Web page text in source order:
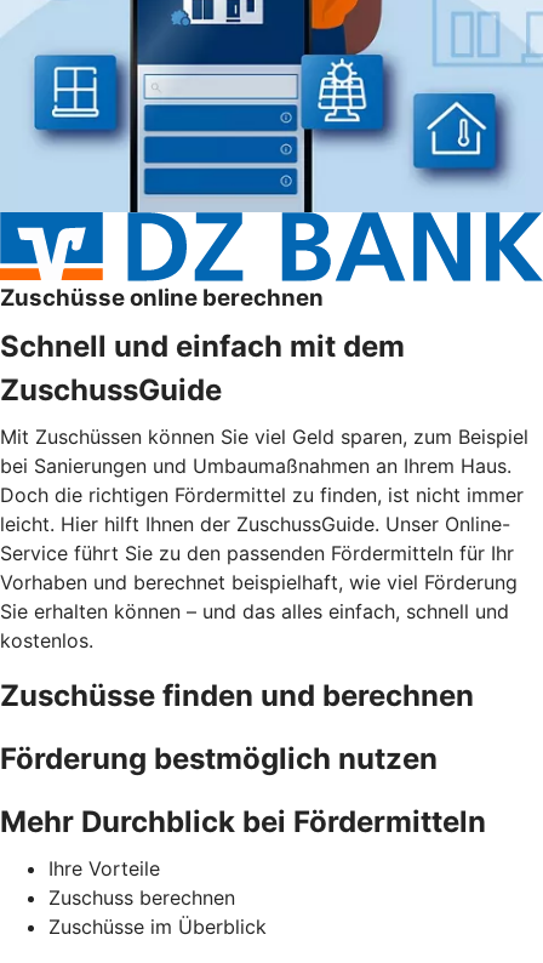
Zuschüsse online berechnen
Schnell und einfach mit dem
ZuschussGuide
Mit Zuschüssen können Sie viel Geld sparen, zum Beispiel
bei Sanierungen und Umbaumaßnahmen an Ihrem Haus.
Doch die richtigen Fördermittel zu finden, ist nicht immer
leicht. Hier hilft Ihnen der ZuschussGuide. Unser Online-
Service führt Sie zu den passenden Fördermitteln für Ihr
Vorhaben und berechnet beispielhaft, wie viel Förderung
Sie erhalten können – und das alles einfach, schnell und
kostenlos.
Zuschüsse finden und berechnen
Förderung bestmöglich nutzen
Mehr Durchblick bei Fördermitteln
Ihre Vorteile
Zuschuss berechnen
Zuschüsse im Überblick